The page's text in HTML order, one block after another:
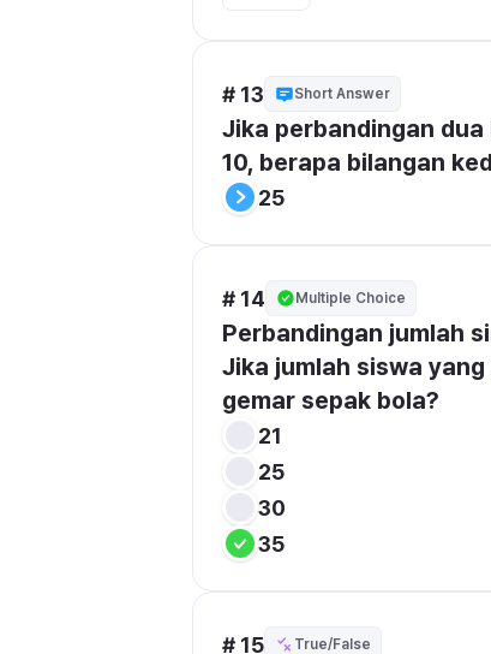
# 13 Short Answer
Jika perbandingan
10, berapa bilangan
25
# 14 Multiple Choice
Perbandingan jumlah
Jika jumlah siswa
gemar sepak bola?
21
25
30
35
# 15 True/False